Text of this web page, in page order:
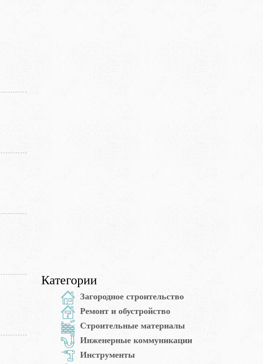
Категории
Загородное строительство
Ремонт и обустройство
Строительные материалы
Инженерные коммуникации
Инструменты